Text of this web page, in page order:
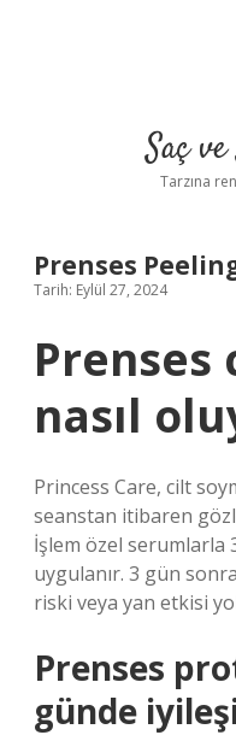
Saç
Tarzına
Prenses
Tarih: Eylül 27, 2024
Prenses
nasıl
Princess Care, cilt
seanstan itibaren
İşlem özel serumlarla
uygulanır. 3 gün
riski veya yan etkisi
Prenses
günde